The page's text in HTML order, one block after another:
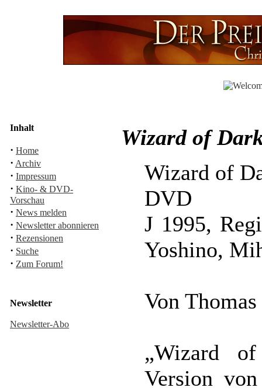
Inhalt
· Home
· Archiv
· Impressum
· Kino- & DVD-
Vorschau
· News melden
· Newsletter abonnieren
· Rezensionen
· Suche
· Zum Forum!
Newsletter
Newsletter-Abo
Wizard of
Wizard of
DVD
J 1995,
Yoshino,
Von
„Wizard
Version